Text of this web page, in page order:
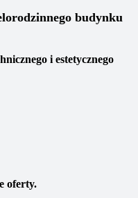
budynku
i estetycznego
oferty.